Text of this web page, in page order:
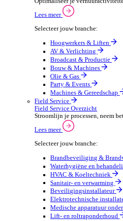
Automotive
Automotivebedrijven
Lees meer
Selecteer jouw branche:
Automaterialen
Verhuur
Verhuur Overzicht
Optimaliseer je
Lees meer
Selecteer jouw branche:
Hoogwerkers &
AV & Verlichting
Broadcast &
Bouw & Machines
Olie & Gas
Party & Events